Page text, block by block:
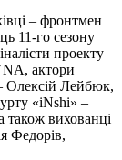
– фронтмен
11-го сезону
проекту
актори
Олексій Лейбюк,
«iNshi» –
вихованці
Федорів,